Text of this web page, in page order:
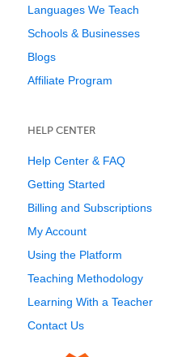
Languages We Teach
Schools & Businesses
Blogs
Affiliate Program
HELP CENTER
Help Center & FAQ
Getting Started
Billing and Subscriptions
My Account
Using the Platform
Teaching Methodology
Learning With a Teacher
Contact Us